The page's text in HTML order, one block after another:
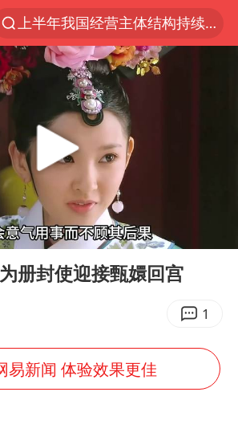
上半年我国经营主体结构持续优化
上海有出现龙卷潜势
白海豚逼近浙闽沿海
王艺迪无缘横滨赛决赛
泰国：高度重视中国游客旅游体验
册封使迎接甄嬛回宫
1
易新闻 体验效果更佳